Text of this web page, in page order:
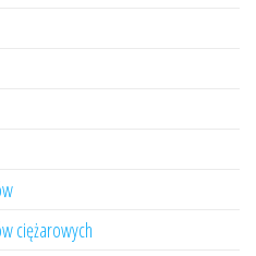
ciężarowych